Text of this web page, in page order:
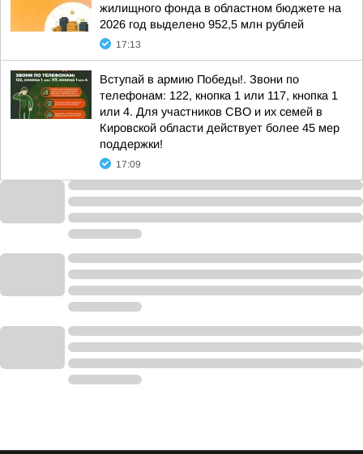
жилищного фонда в областном бюджете на
2026 год выделено 952,5 млн рублей
17:13
Вступай в армию Победы!. Звони по
телефонам: 122, кнопка 1 или 117, кнопка 1
или 4. Для участников СВО и их семей в
Кировской области действует более 45 мер
поддержки!
17:09